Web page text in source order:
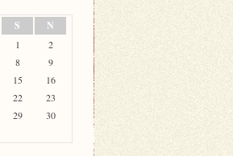
S N
1
2
8
9
15
16
22
23
29
30